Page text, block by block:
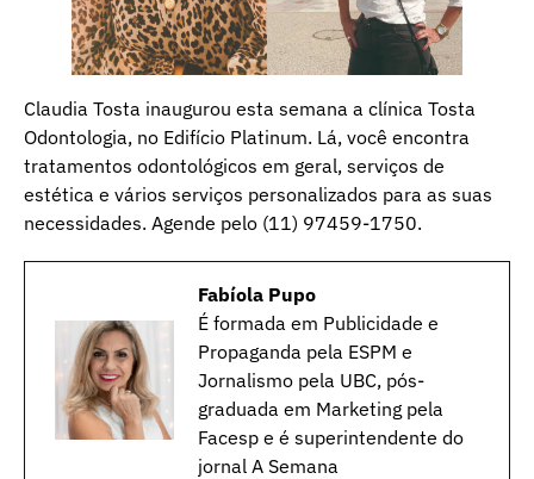
Claudia Tosta inaugurou esta semana a clínica Tosta
Odontologia, no Edifício Platinum. Lá, você encontra
tratamentos odontológicos em geral, serviços de
estética e vários serviços personalizados para as suas
necessidades. Agende pelo (11) 97459-1750.
Fabíola Pupo
É formada em Publicidade e
Propaganda pela ESPM e
Jornalismo pela UBC, pós-
graduada em Marketing pela
Facesp e é superintendente do
jornal A Semana